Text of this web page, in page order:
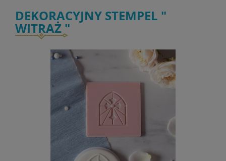
DEKORACYJNY STEMPEL "
WITRAŻ "